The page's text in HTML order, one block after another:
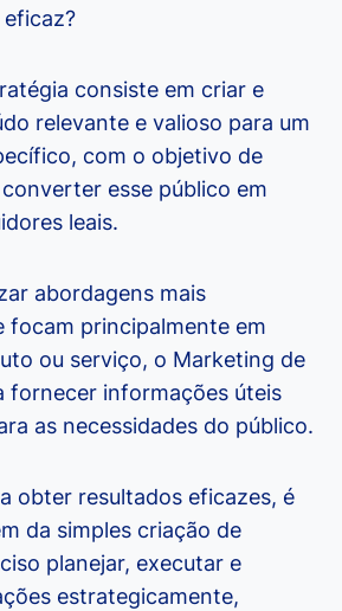
consiste em criar e
relevante e valioso para um
com o objetivo de
esse público em
leais.
abordagens mais
focam principalmente em
ou serviço, o Marketing de
fornecer informações úteis
as necessidades do público.
obter resultados eficazes, é
da simples criação de
planejar, executar e
estrategicamente,